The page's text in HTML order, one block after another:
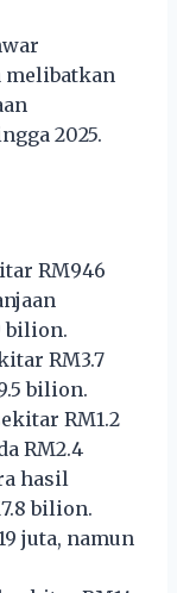
melibatkan
2025.
RM946
bilion.
RM3.7
bilion.
RM1.2
RM2.4
hasil
bilion.
juta, namun